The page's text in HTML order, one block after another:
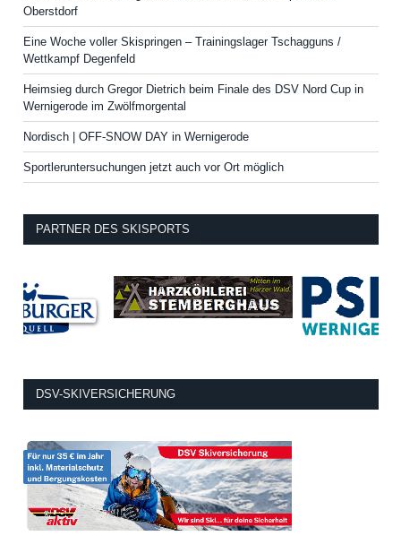
Oberstdorf
Eine Woche voller Skispringen – Trainingslager Tschagguns /
Wettkampf Degenfeld
Heimsieg durch Gregor Dietrich beim Finale des DSV Nord Cup in
Wernigerode im Zwölfmorgental
Nordisch | OFF-SNOW DAY in Wernigerode
Sportleruntersuchungen jetzt auch vor Ort möglich
PARTNER DES SKISPORTS
DSV-SKIVERSICHERUNG